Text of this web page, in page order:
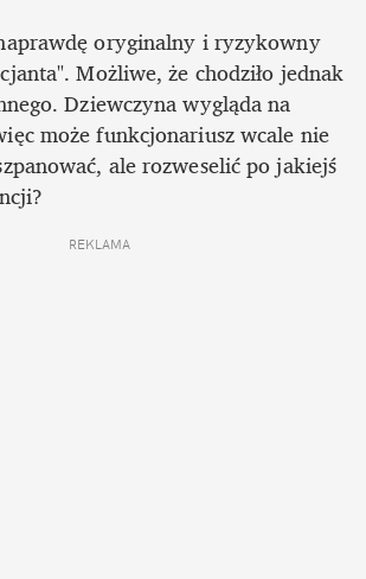
oryginalny i ryzykowny
Możliwe, że chodziło jednak
Dziewczyna wygląda na
może funkcjonariusz wcale nie
ale rozweselić po jakiejś
REKLAMA